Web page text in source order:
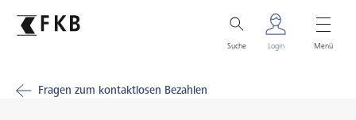
Suche Login Menü
Fragen zum kontaktlosen Bezahlen